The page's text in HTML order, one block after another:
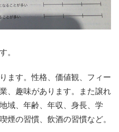
。
ます。性格、価値観、フィー
、趣味があります。また譲れ
域、年齢、年収、身長、学
煙の習慣、飲酒の習慣など。